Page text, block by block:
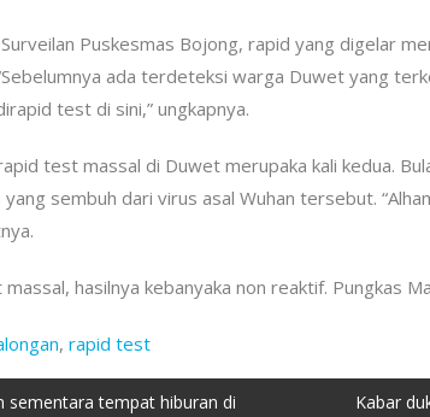
Puskesmas Bojong, rapid yang digelar
ada terdeteksi warga Duwet yang
test di sini,” ungkapnya.
test massal di Duwet merupaka kali kedua.
sembuh dari virus asal Wuhan tersebut.
hasilnya kebanyaka non reaktif. Pungkas
, rapid test
sementara tempat hiburan di
Kabar